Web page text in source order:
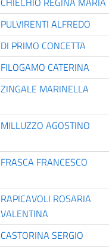
PULVIRENTI ALFREDO
DI PRIMO CONCETTA
FILOGAMO CATERINA
ZINGALE MARINELLA
MILLUZZO AGOSTINO
FRASCA FRANCESCO
RAPICAVOLI ROSARIA
VALENTINA
CASTORINA SERGIO